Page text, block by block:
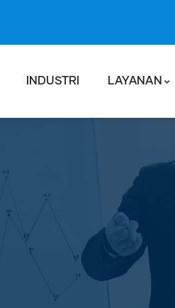
INDUSTRI LAYANAN